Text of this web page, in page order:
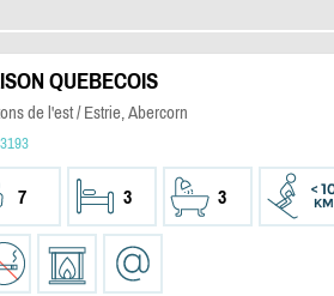
QUEBECOIS
de l'est / Estrie, Abercorn
7 3 3